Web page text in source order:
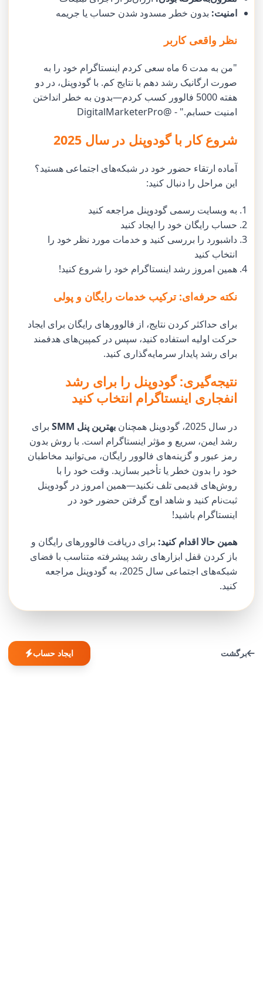
امنیت: بدون خطر مسدود شدن حساب یا جریمه
نظر واقعی کاربر
"من به مدت 6 ماه سعی کردم اینستاگرام خود را به
صورت ارگانیک رشد دهم با نتایج کم. با گودوپنل، در دو
هفته 5000 فالوور کسب کردم—بدون به خطر انداختن
امنیت حسابم." - @DigitalMarketerPro
شروع کار با گودوپنل در سال 2025
آماده ارتقاء حضور خود در شبکه‌های اجتماعی هستید؟
این مراحل را دنبال کنید:
به وبسایت رسمی گودوپنل مراجعه کنید
حساب رایگان خود را ایجاد کنید
داشبورد را بررسی کنید و خدمات مورد نظر خود را
انتخاب کنید
همین امروز رشد اینستاگرام خود را شروع کنید!
نکته حرفه‌ای: ترکیب خدمات رایگان و پولی
برای حداکثر کردن نتایج، از فالوورهای رایگان برای ایجاد
حرکت اولیه استفاده کنید، سپس در کمپین‌های هدفمند
برای رشد پایدار سرمایه‌گذاری کنید.
نتیجه‌گیری: گودوپنل را برای رشد
انفجاری اینستاگرام انتخاب کنید
در سال 2025، گودوپنل همچنان بهترین پنل SMM
برای
رشد ایمن، سریع و مؤثر اینستاگرام است. با روش بدون
رمز عبور و گزینه‌های فالوور رایگان، می‌توانید مخاطبان
خود را بدون خطر یا تأخیر بسازید. وقت خود را با
روش‌های قدیمی تلف نکنید—همین امروز در گودوپنل
ثبت‌نام کنید و شاهد اوج گرفتن حضور خود در
اینستاگرام باشید!
همین حالا اقدام کنید: برای دریافت فالوورهای رایگان و
باز کردن قفل ابزارهای رشد پیشرفته متناسب با فضای
شبکه‌های اجتماعی سال 2025، به گودوپنل مراجعه
کنید.
برگشت ایجاد حساب